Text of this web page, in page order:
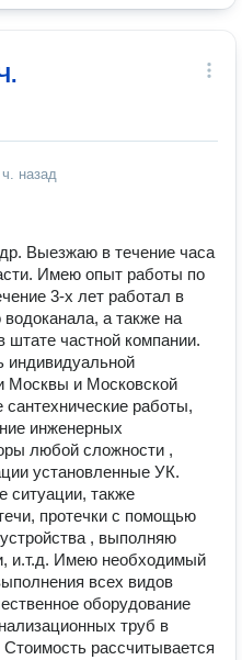
ч. назад
Выезжаю в течение часа
Имею опыт работы по
3-х лет работал в
водоканала, а также на
штате частной компании.
индивидуальной
Москвы и Московской
работы,
инженерных
любой сложности ,
установленные УК.
ситуации, также
протечки с помощью
, выполняю
и.т.д. Имею необходимый
всех видов
оборудование
труб в
Стоимость рассчитывается